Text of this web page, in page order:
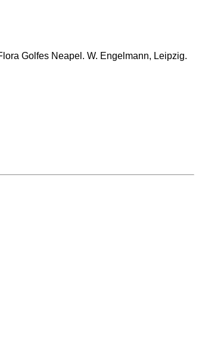
Golfes Neapel. W. Engelmann, Leipzig.